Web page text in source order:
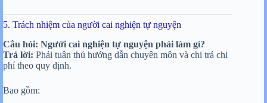
5. Trách nhiệm của người cai nghiện tự nguyện
Câu hỏi: Người cai nghiện tự nguyện phải làm gì?
Trả lời: Phải tuân thủ hướng dẫn chuyên môn và chi trả chi
phí theo quy định.
Bao gồm: